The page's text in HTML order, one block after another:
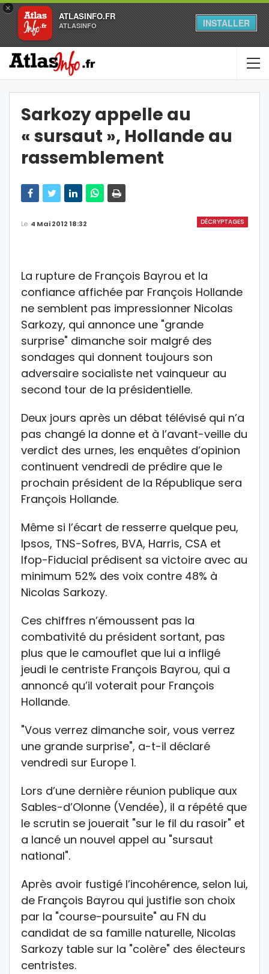
×
ATLASINFO.FR
ATLASINFO INSTALLER
Sarkozy appelle au
« sursaut », Hollande au
rassemblement
DÉCRYPTAGES
Le 4 Mai 2012 18:32
La rupture de François Bayrou et la
confiance affichée par François Hollande
ne semblent pas impressionner Nicolas
Sarkozy, qui annonce une "grande
surprise" dimanche soir malgré des
sondages qui donnent toujours son
adversaire socialiste net vainqueur au
second tour de la présidentielle.
Deux jours après un débat télévisé qui n’a
pas changé la donne et à l’avant-veille du
verdict des urnes, les enquêtes d’opinion
continuent vendredi de prédire que le
prochain président de la République sera
François Hollande.
Même si l’écart de resserre quelque peu,
Ipsos, TNS-Sofres, BVA, Harris, CSA et
Ifop-Fiducial prédisent sa victoire avec au
minimum 52% des voix contre 48% à
Nicolas Sarkozy.
Ces chiffres n’émoussent pas la
combativité du président sortant, pas
plus que le camouflet que lui a infligé
jeudi le centriste François Bayrou, qui a
annoncé qu’il voterait pour François
Hollande.
"Vous verrez dimanche soir, vous verrez
une grande surprise", a-t-il déclaré
vendredi sur Europe 1.
Lors d’une dernière réunion publique aux
Sables-d’Olonne (Vendée), il a répété que
le scrutin se jouerait "sur le fil du rasoir" et
a lancé un nouvel appel au "sursaut
national".
Après avoir fustigé l’incohérence, selon lui,
de François Bayrou qui justifie son choix
par la "course-poursuite" au FN du
candidat de sa famille naturelle, Nicolas
Sarkozy table sur la "colère" des électeurs
centristes.